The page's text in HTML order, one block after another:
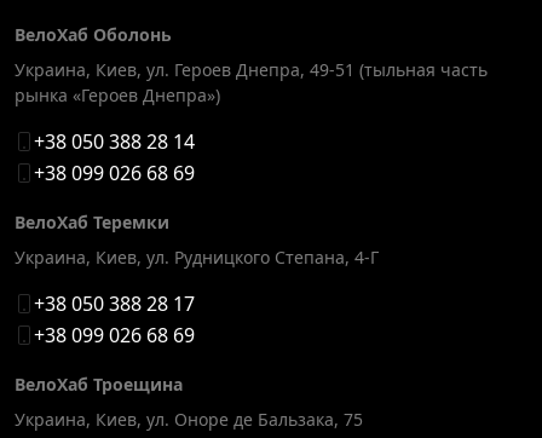
ВелоХаб Оболонь
Украина, Киев, ул. Героев Днепра, 49-51 (тыльная часть
рынка «Героев Днепра»)
+38 050 388 28 14
+38 099 026 68 69
ВелоХаб Теремки
Украина, Киев, ул. Рудницкого Степана, 4-Г
+38 050 388 28 17
+38 099 026 68 69
ВелоХаб Троещина
Украина, Киев, ул. Оноре де Бальзака, 75